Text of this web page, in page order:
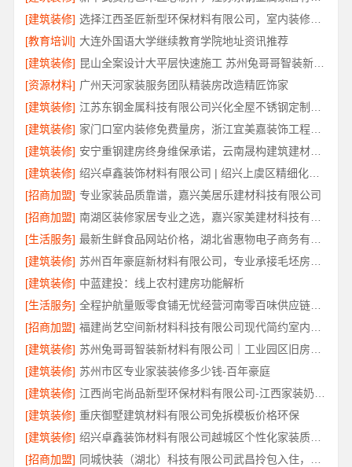
[建筑装修]
选择江西圣匠新型环保材料有限公司，室内装修设计施工厂家
[教育培训] 大连外国语大学继续教育学院地址资讯推荐
[建筑装修]
昆山全案设计大平层快速施工 苏州兔哥哥智装新材料
[资源材料] 广州天河家装服务团队精装房改造精匠饰家
[建筑装修]
[建筑装修]
家门口室内装修免费量房，浙江宜美嘉装饰工程有限公司上门服务
[建筑装修]
安宁重钢建房终身维保承诺，云南晟构建筑建材有限公司保障
[建筑装修]
绍兴卓鑫装饰材料有限公司 | 绍兴上虞区精细化全包质量有保障
[招商加盟] 专业家装品质靠谱，嘉兴美居乐建材科技有限公司
[招商加盟]
[生活服务]
[建筑装修]
[建筑装修] 中蓝建投：线上农村建房功能解析
[生活服务]
全程护航量贩零食铺无忧经营河南零百味供应链有限公司
[招商加盟]
[建筑装修]
[建筑装修] 苏州市区专业家装装修多少钱-百年豪庭
[建筑装修]
[建筑装修] 重庆御墅建筑材料有限公司免拆模板价格环保
[建筑装修]
绍兴卓鑫装饰材料有限公司越城区个性化家装质量有保障
[招商加盟]